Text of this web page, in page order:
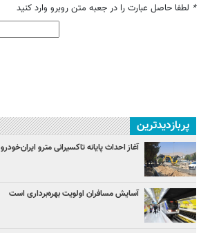
* لطفا حاصل عبارت را در جعبه متن روبرو وارد کنید
پربازدیدترین
آغاز احداث پایانه تاکسیرانی مترو ایران‌خودرو
آسایش مسافران اولویت بهره‌برداری است